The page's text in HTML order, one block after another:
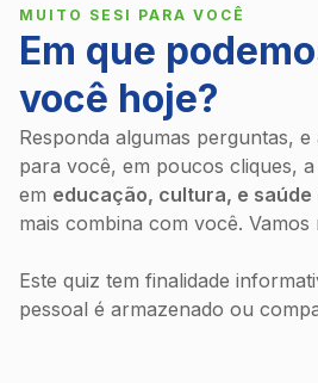
MUITO SESI PARA VOCÊ
Em que
você hoje?
Responda algumas perguntas,
para você, em poucos cliques,
em educação, cultura, e saúde
mais combina com você. Vamos
Este quiz tem finalidade
pessoal é armazenado ou